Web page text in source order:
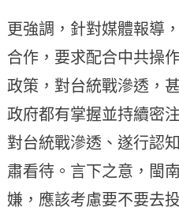
更強調，針對媒體報導
合作，要求配合中共操
政策，對台統戰滲透，
政府都有掌握並持續密
對台統戰滲透、遂行認
肅看待。言下之意，閩
嫌，應該考慮要不要去